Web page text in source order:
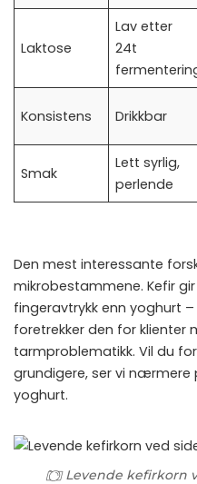
Laktose
Lav etter
24t
Konsistens Drikkbar
Smak
Lett syrlig,
perlende
Den mest interessante
mikrobestammene. Kefir
fingeravtrykk enn yoghurt
foretrekker den for klienter
tarmproblematikk. Vil du
grundigere, ser vi nærmere
yoghurt.
Levende kefirkorn